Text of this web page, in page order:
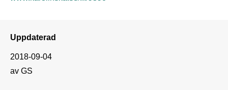
Uppdaterad
2018-09-04
av GS